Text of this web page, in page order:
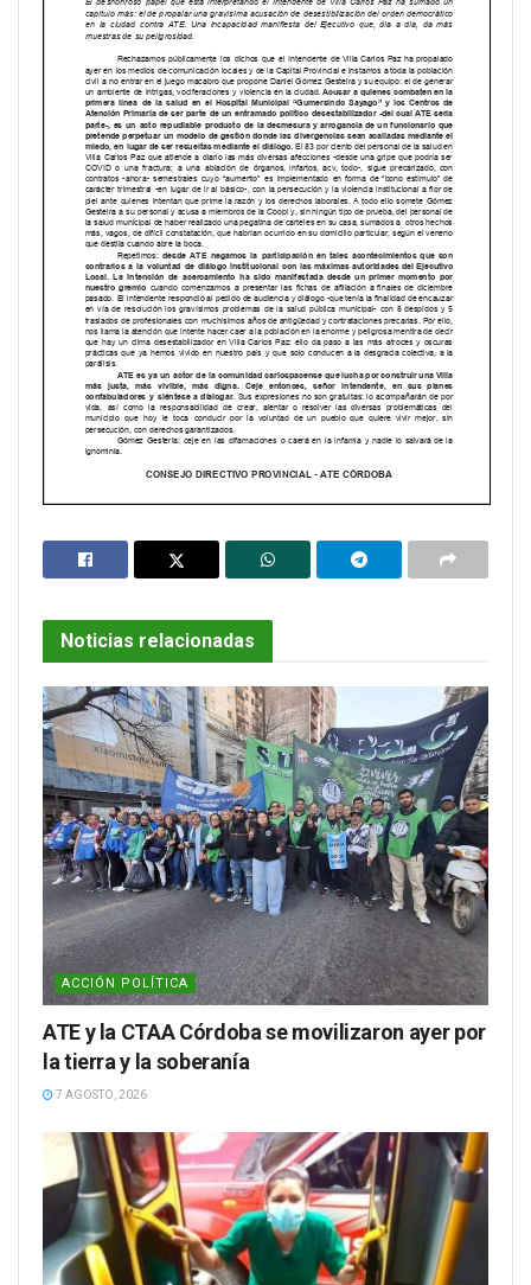
Noticias relacionadas
ACCIÓN POLÍTICA
ATE y la CTAA Córdoba se movilizaron ayer por
la tierra y la soberanía
7 AGOSTO, 2026